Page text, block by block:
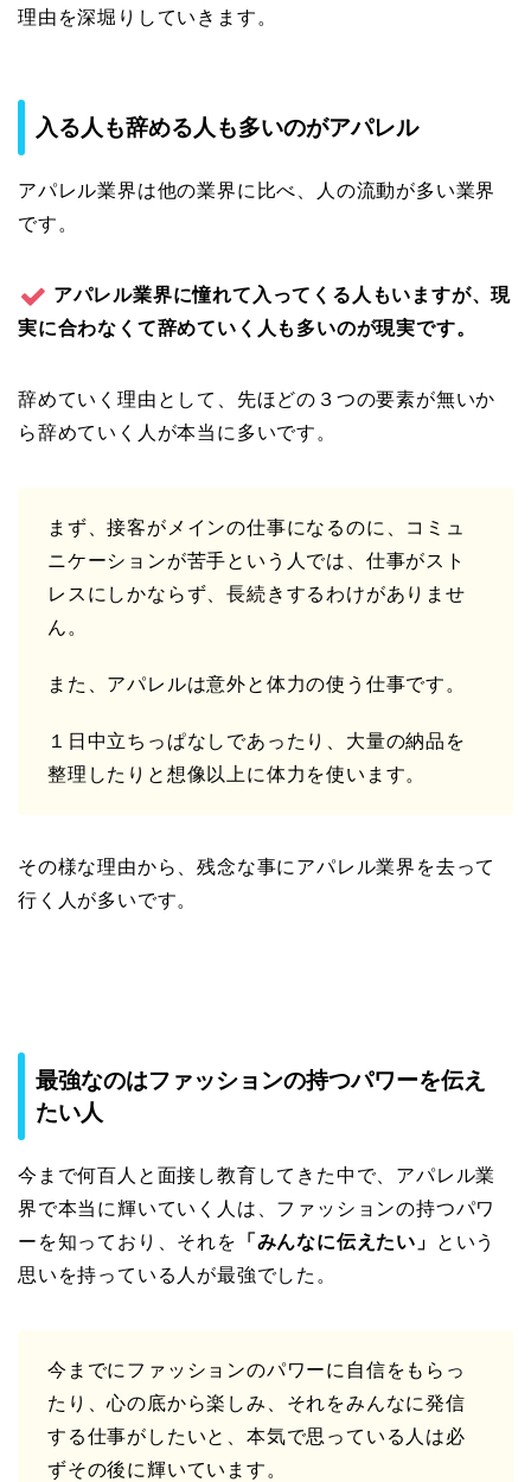
理由を深堀りしていきます。
入る人も辞める人も多いのがアパレル
アパレル業界は他の業界に比べ、人の流動が多い業界
です。
アパレル業界に憧れて入ってくる人もいますが、現
実に合わなくて辞めていく人も多いのが現実です。
辞めていく理由として、先ほどの３つの要素が無いか
ら辞めていく人が本当に多いです。
まず、接客がメインの仕事になるのに、コミュ
ニケーションが苦手という人では、仕事がスト
レスにしかならず、長続きするわけがありませ
ん。
また、アパレルは意外と体力の使う仕事です。
１日中立ちっぱなしであったり、大量の納品を
整理したりと想像以上に体力を使います。
その様な理由から、残念な事にアパレル業界を去って
行く人が多いです。
最強なのはファッションの持つパワーを伝え
たい人
今まで何百人と面接し教育してきた中で、アパレル業
界で本当に輝いていく人は、ファッションの持つパワ
ーを知っており、それを
「みんなに伝えたい」
という
思いを持っている人が最強でした。
今までにファッションのパワーに自信をもらっ
たり、心の底から楽しみ、それをみんなに発信
する仕事がしたいと、本気で思っている人は必
ずその後に輝いています。